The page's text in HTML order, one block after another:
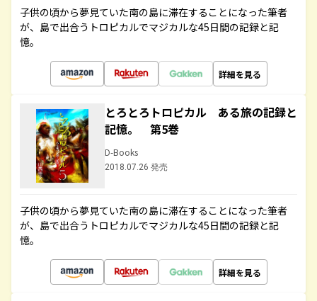
子供の頃から夢見ていた南の島に滞在することになった筆者
が、島で出合うトロピカルでマジカルな45日間の記録と記
憶。
詳細を見る
とろとろトロピカル ある旅の記録と
記憶。 第5巻
D-Books
2018.07.26 発売
子供の頃から夢見ていた南の島に滞在することになった筆者
が、島で出合うトロピカルでマジカルな45日間の記録と記
憶。
詳細を見る